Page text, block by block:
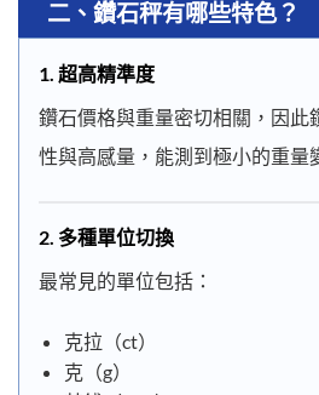
二、鑽石秤有哪些特色？
1. 超高精準度
鑽石價格與重量密切相關，因此
性與高感量，能測到極小的重量
2. 多種單位切換
最常見的單位包括：
克拉（ct）
克（g）